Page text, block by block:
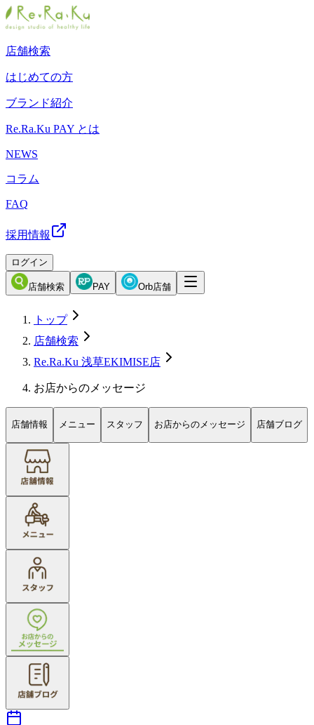
店舗検索
はじめての方
ブランド紹介
Re.Ra.Ku PAY とは
NEWS
コラム
FAQ
採用情報
ログイン
店舗検索 PAY Orb店舗
トップ
店舗検索
Re.Ra.Ku 浅草EKIMISE店
お店からのメッセージ
店舗情報 メニュー スタッフ お店からのメッセージ 店舗ブログ